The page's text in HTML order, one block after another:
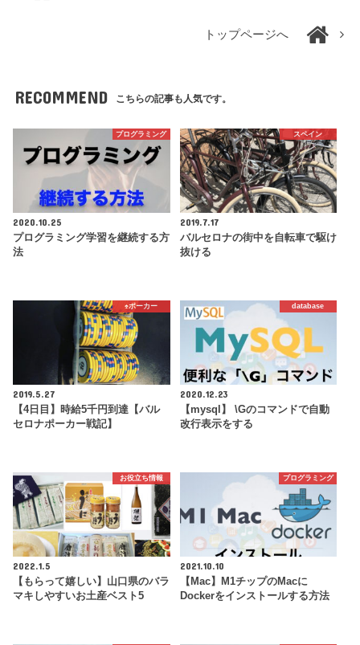
トップページへ
RECOMMEND こちらの記事も人気です。
プログラミング
2020.10.25
プログラミング学習を継続する方
法
スペイン
2019.7.17
バルセロナの街中を自転車で駆け
抜ける
♠️ポーカー
2019.5.27
【4日目】時給5千円到達【バル
セロナポーカー戦記】
database
2020.12.23
【mysql】 \Gのコマンドで自動
改行表示をする
お役立ち情報
2022.1.5
【もらって嬉しい】山口県のバラ
マキしやすいお土産ベスト5
プログラミング
2021.10.10
【Mac】M1チップのMacに
Dockerをインストールする方法